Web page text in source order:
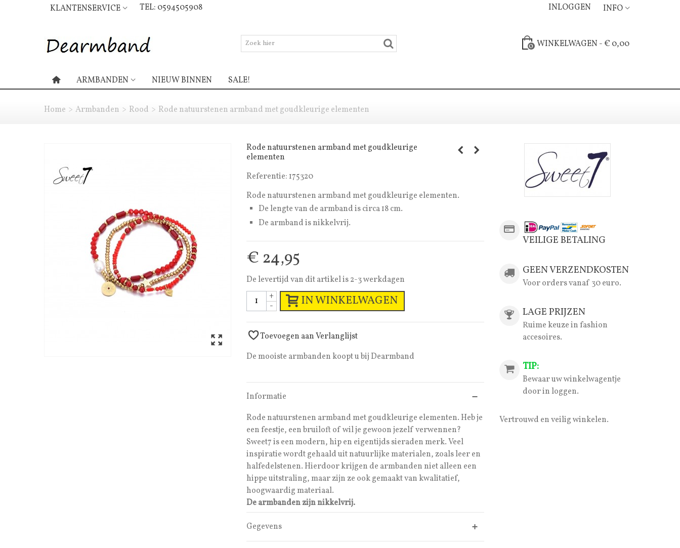
KLANTENSERVICE TEL: 0594505908 INFO
INLOGGEN
0 WINKELWAGEN -€ 0,00
ARMBANDEN NIEUW BINNEN SALE!
Home > Armbanden > Rood > Rode natuurstenen armband met goudkleurige elementen
Rode natuurstenen armband met goudkleurige
elementen
Referentie: 175320
Rode natuurstenen armband met goudkleurige elementen.
De lengte van de armband is circa 18 cm.
De armband is nikkelvrij.
€ 24,95
De levertijd van dit artikel is 2-3 werkdagen
-
+ IN WINKELWAGEN
Toevoegen aan Verlanglijst
De mooiste armbanden koopt u bij Dearmband
Informatie
Rode natuurstenen armband met goudkleurige elementen. Heb je
een feestje, een bruiloft of wil je gewoon jezelf verwennen?
Sweet7 is een modern, hip en eigentijds sieraden merk. Veel
inspiratie wordt gehaald uit natuurlijke materialen, zoals leer en
halfedelstenen. Hierdoor krijgen de armbanden niet alleen een
hippe uitstraling, maar zijn ze ook gemaakt van kwalitatief,
hoogwaardig materiaal.
De armbanden zijn nikkelvrij.
Gegevens
VEILIGE BETALING
GEEN VERZENDKOSTEN
Voor orders vanaf 30 euro.
LAGE PRIJZEN
Ruime keuze in fashion
accesoires.
TIP:
Bewaar uw winkelwagentje
door in loggen.
Vertrouwd en veilig winkelen.